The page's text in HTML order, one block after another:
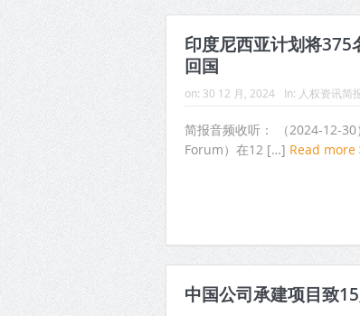
印度尼西亚计划将375
回国
on: 30 12 月, 2024 In: 人权资讯简
简报音频收听： （2024-12-
Forum）在12 […] Read more
中国公司承建项目致